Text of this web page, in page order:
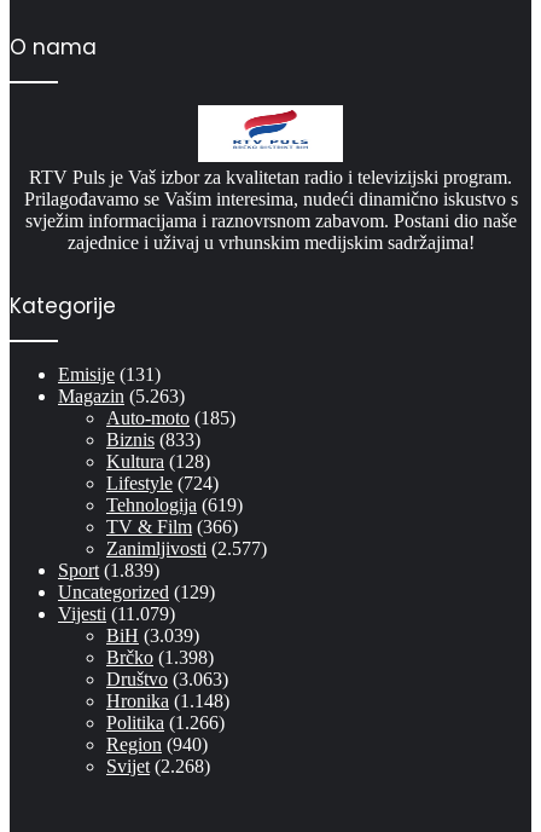
O nama
RTV Puls je Vaš izbor za kvalitetan radio i televizijski program.
Prilagođavamo se Vašim interesima, nudeći dinamično iskustvo s
svježim informacijama i raznovrsnom zabavom. Postani dio naše
zajednice i uživaj u vrhunskim medijskim sadržajima!
Kategorije
Emisije (131)
Magazin (5.263)
Auto-moto (185)
Biznis (833)
Kultura (128)
Lifestyle (724)
Tehnologija (619)
TV & Film (366)
Zanimljivosti (2.577)
Sport (1.839)
Uncategorized (129)
Vijesti (11.079)
BiH (3.039)
Brčko (1.398)
Društvo (3.063)
Hronika (1.148)
Politika (1.266)
Region (940)
Svijet (2.268)